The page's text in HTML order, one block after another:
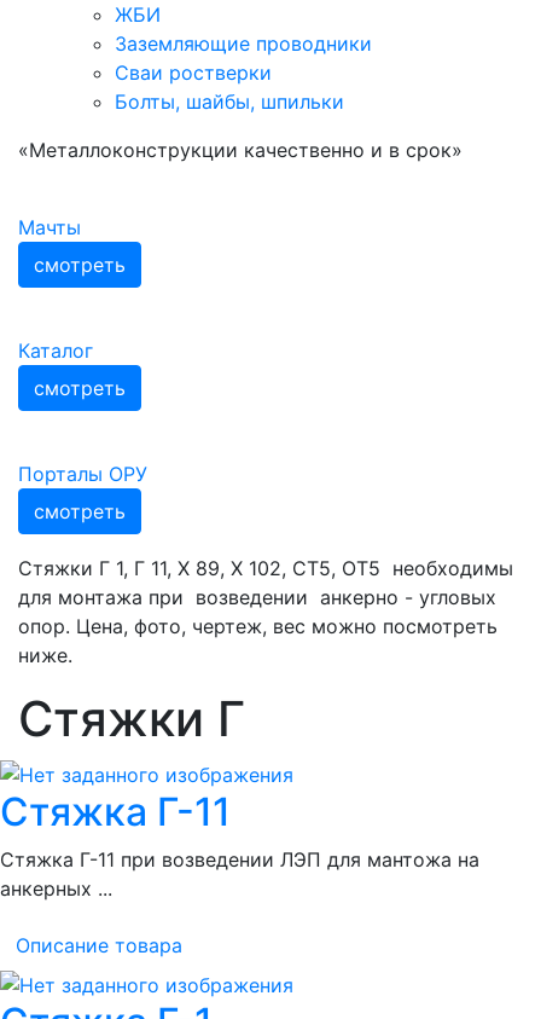
ЖБИ
Заземляющие проводники
Сваи ростверки
Болты, шайбы, шпильки
«Металлоконструкции качественно и в срок»
Мачты
смотреть
Каталог
смотреть
Порталы ОРУ
смотреть
Стяжки Г 1, Г 11, Х 89, Х 102, СТ5, ОТ5 необходимы
для монтажа при возведении анкерно - угловых
опор. Цена, фото, чертеж, вес можно посмотреть
ниже.
Стяжки Г
Стяжка Г-11
Стяжка Г-11 при возведении ЛЭП для мантожа на
анкерных ...
Описание товара